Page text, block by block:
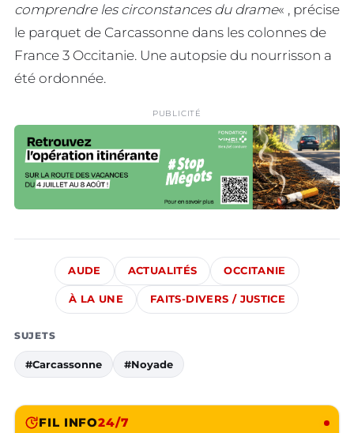
comprendre les circonstances du drame« , précise
le parquet de Carcassonne dans les colonnes de
France 3 Occitanie. Une autopsie du nourrisson a
été ordonnée.
PUBLICITÉ
AUDE ACTUALITÉS OCCITANIE
À LA UNE FAITS-DIVERS / JUSTICE
SUJETS
#Carcassonne #Noyade
FIL INFO24/7